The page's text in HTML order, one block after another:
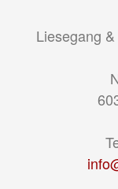
Liesegang